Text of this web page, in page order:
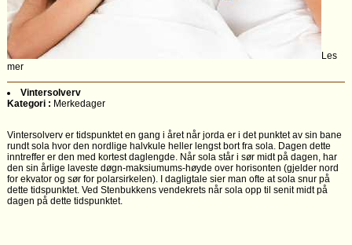
Les
mer
Vintersolverv
Kategori : Merkedager
Vintersolverv er tidspunktet en gang i året når jorda er i det punktet av sin bane
rundt sola hvor den nordlige halvkule heller lengst bort fra sola. Dagen dette
inntreffer er den med kortest daglengde. Når sola står i sør midt på dagen, har
den sin årlige laveste døgn-maksiumums-høyde over horisonten (gjelder nord
for ekvator og sør for polarsirkelen). I dagligtale sier man ofte at sola snur på
dette tidspunktet. Ved Stenbukkens vendekrets når sola opp til senit midt på
dagen på dette tidspunktet.